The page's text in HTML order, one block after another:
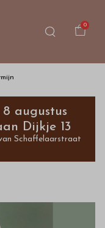
0
augustus
Dijkje 13
Schaffelaarstraat